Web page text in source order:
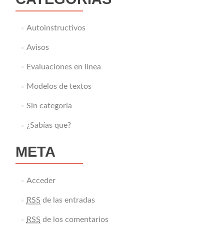
Autoinstructivos
Avisos
Evaluaciones en línea
Modelos de textos
Sin categoría
¿Sabías que?
META
Acceder
RSS de las entradas
RSS de los comentarios